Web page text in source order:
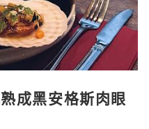
成黑安格斯肉眼